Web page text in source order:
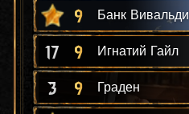
9 Банк Вивальди
17 9 Игнатий Гайл
3 9 Граден